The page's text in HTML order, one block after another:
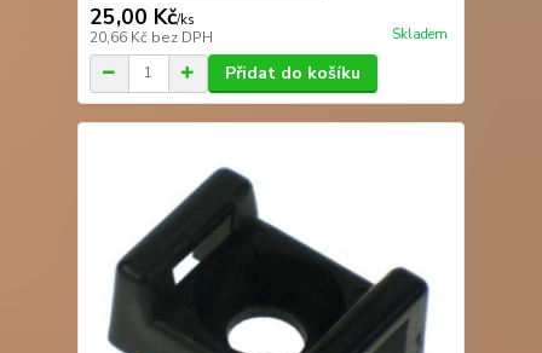
25,00 Kč/ks
20,66 Kč bez DPH Skladem
Přidat do košíku